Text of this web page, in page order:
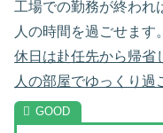
工場での勤務が終われ
人の時間を過ごせます。
休日は赴任先から帰省
人の部屋でゆっくり過